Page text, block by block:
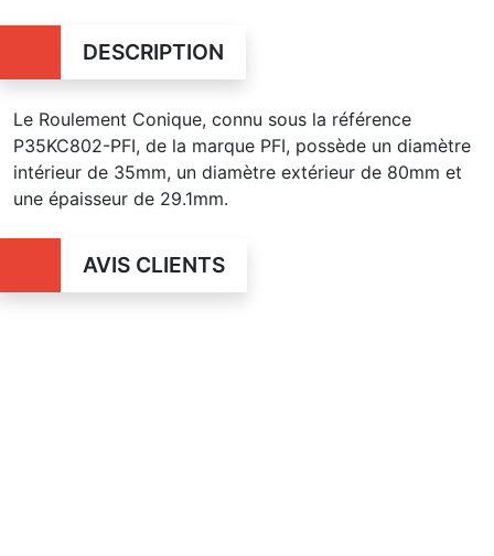
DESCRIPTION
Le Roulement Conique, connu sous la référence
P35KC802-PFI, de la marque PFI, possède un diamètre
intérieur de 35mm, un diamètre extérieur de 80mm et
une épaisseur de 29.1mm.
AVIS CLIENTS